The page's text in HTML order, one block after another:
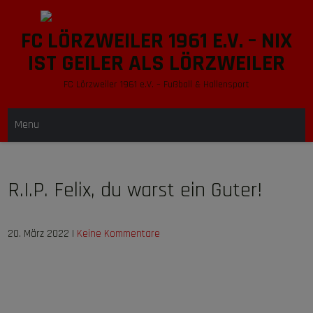
contentFC LÖRZWEILER 1961 E.V. – NIX
IST GEILER ALS LÖRZWEILER
FC Lörzweiler 1961 e.V. – Fußball & Hallensport
Menu
R.I.P. Felix, du warst ein Guter!
20. März 2022 | Keine Kommentare